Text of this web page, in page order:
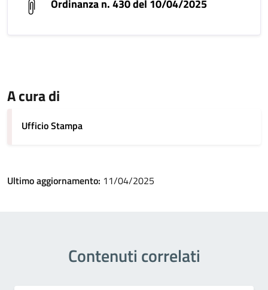
Ordinanza n. 430 del 10/04/2025
A cura di
Ufficio Stampa
Ultimo aggiornamento: 11/04/2025
Contenuti correlati